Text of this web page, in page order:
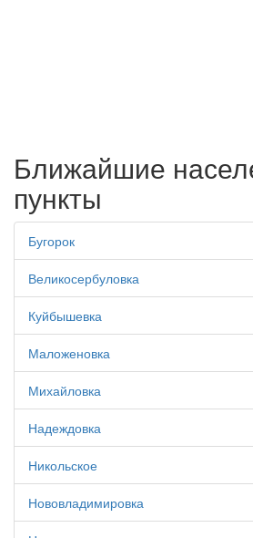
Ближайшие
пункты
Бугорок
Великосербуловка
Куйбышевка
Маложеновка
Михайловка
Надеждовка
Никольское
Нововладимировка